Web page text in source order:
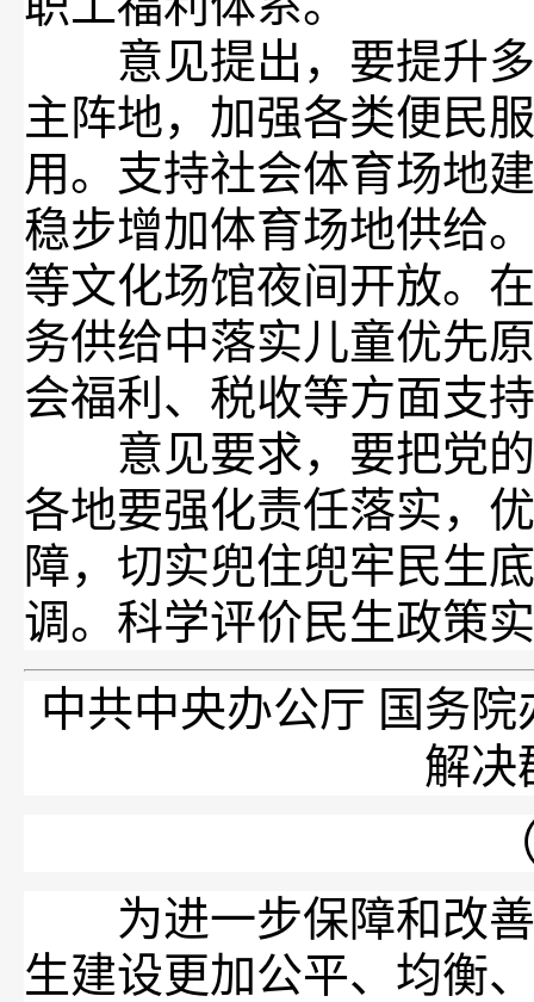
意见提出，要提升多
主阵地，加强各类便民
用。支持社会体育场地
稳步增加体育场地供给
等文化场馆夜间开放。
务供给中落实儿童优先
会福利、税收等方面支
意见要求，要把党的
各地要强化责任落实，
障，切实兜住兜牢民生
调。科学评价民生政策
中共中央办公厅 国务
解决
为进一步保障和改善
生建设更加公平、均衡